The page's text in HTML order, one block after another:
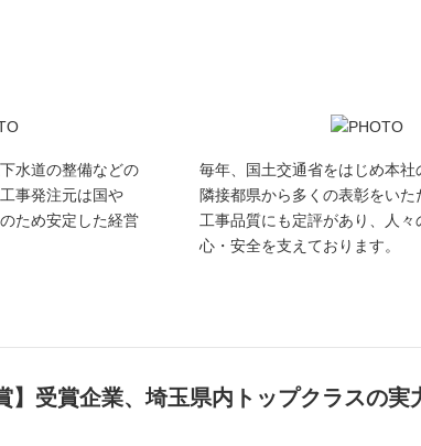
♪
水道の整備などの
事発注元は国や
ため安定した経営
毎年、国土交通省をはじめ本社
隣接都県から多くの表彰をいた
工事品質にも定評があり、人々
心・安全を支えております。
】受賞企業、埼玉県内トップクラスの実